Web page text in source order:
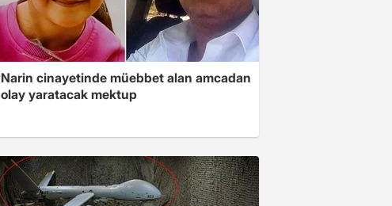
Narin cinayetinde müebbet alan amcadan
olay yaratacak mektup